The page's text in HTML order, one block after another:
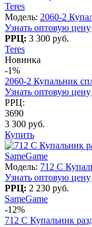
Teres
Модель: 2060-2
Узнать оптовую цену
РРЦ: 3 300 руб.
Teres
Новинка
-1%
2060-2 Купальник
Узнать оптовую цену
РРЦ:
3690
3 300 руб.
Купить
SameGame
Модель: 712 C
Узнать оптовую цену
РРЦ: 2 230 руб.
SameGame
-12%
712 C Купальник